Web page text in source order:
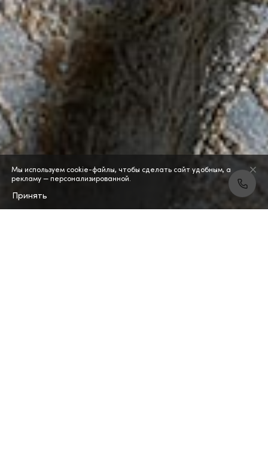
Мы используем cookie-файлы, чтобы сделать сайт удобным, а
рекламу — персонализированной.
Принять